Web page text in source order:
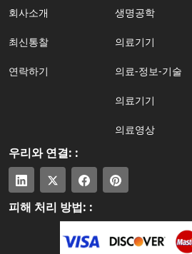
회사소개
최신통찰
연락하기
생명공학
의료기기
의료-정보-기술
의료기기
의료영상
우리와 연결: :
피해 처리 방법: :